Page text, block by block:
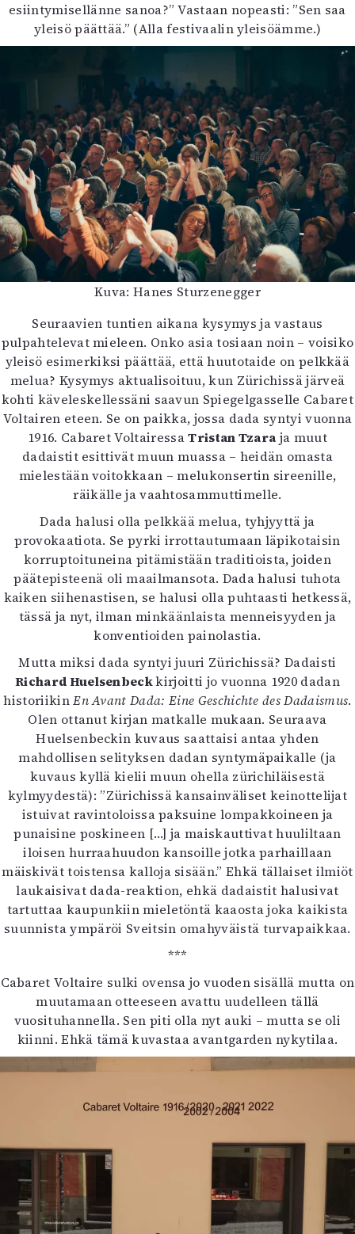
esiintymisellänne sanoa?” Vastaan nopeasti: ”Sen saa
yleisö päättää.” (Alla festivaalin yleisöämme.)
Kuva: Hanes Sturzenegger
Seuraavien tuntien aikana kysymys ja vastaus
pulpahtelevat mieleen. Onko asia tosiaan noin – voisiko
yleisö esimerkiksi päättää, että huutotaide on pelkkää
melua? Kysymys aktualisoituu, kun Zürichissä järveä
kohti käveleskellessäni saavun Spiegelgasselle Cabaret
Voltairen eteen. Se on paikka, jossa dada syntyi vuonna
1916. Cabaret VoltairessaTristan Tzara ja muut
dadaistit esittivät muun muassa – heidän omasta
mielestään voitokkaan – melukonsertin sireenille,
räikälle ja vaahtosammuttimelle.
Dada halusi olla pelkkää melua, tyhjyyttä ja
provokaatiota. Se pyrki irrottautumaan läpikotaisin
korruptoituneina pitämistään traditioista, joiden
päätepisteenä oli maailmansota. Dada halusi tuhota
kaiken siihenastisen, se halusi olla puhtaasti hetkessä,
tässä ja nyt, ilman minkäänlaista menneisyyden ja
konventioiden painolastia.
Mutta miksi dada syntyi juuri Zürichissä? Dadaisti
Richard Huelsenbeckkirjoitti jo vuonna 1920 dadan
historiikinEn Avant Dada: Eine Geschichte des Dadaismus.
Olen ottanut kirjan matkalle mukaan. Seuraava
Huelsenbeckin kuvaus saattaisi antaa yhden
mahdollisen selityksen dadan syntymäpaikalle (ja
kuvaus kyllä kielii muun ohella zürichiläisestä
kylmyydestä): ”Zürichissä kansainväliset keinottelijat
istuivat ravintoloissa paksuine lompakkoineen ja
punaisine poskineen […] ja maiskauttivat huuliltaan
iloisen hurraahuudon kansoille jotka parhaillaan
mäiskivät toistensa kalloja sisään.” Ehkä tällaiset ilmiöt
laukaisivat dada-reaktion, ehkä dadaistit halusivat
tartuttaa kaupunkiin mieletöntä kaaosta joka kaikista
suunnista ympäröi Sveitsin omahyväistä turvapaikkaa.
***
Cabaret Voltaire sulki ovensa jo vuoden sisällä mutta on
muutamaan otteeseen avattu uudelleen tällä
vuosituhannella. Sen piti olla nyt auki – mutta se oli
kiinni. Ehkä tämä kuvastaa avantgarden nykytilaa.